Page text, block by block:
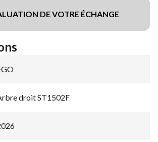
DE VOTRE ÉCHANGE
droit ST1502F